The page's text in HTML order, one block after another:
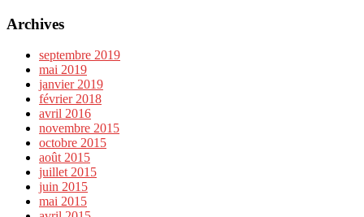
Archives
septembre 2019
mai 2019
janvier 2019
février 2018
avril 2016
novembre 2015
octobre 2015
août 2015
juillet 2015
juin 2015
mai 2015